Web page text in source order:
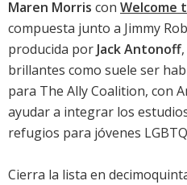
Maren Morris con Welcome
compuesta junto a Jimmy
producida por Jack Antonoff
brillantes como suele ser
para The Ally Coalition, con
ayudar a integrar los
refugios para jóvenes
Cierra la lista en